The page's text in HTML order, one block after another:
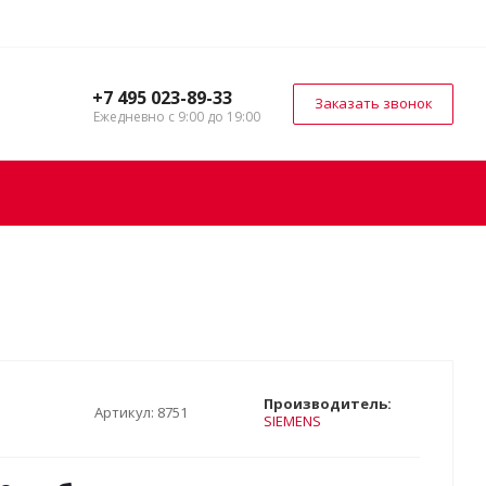
+7 495 023-89-33
Ежедневно с 9:00 до 19:00
Заказать звонок
Артикул: 8751
Производитель:
SIEMENS